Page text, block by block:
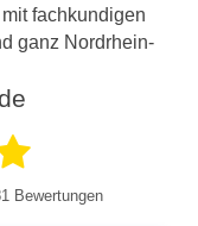
fachkundigen
ganz Nordrhein-
Bewertungen